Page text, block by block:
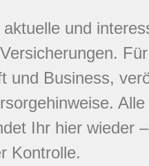
und
und Business,
Ihr hier wieder
Kontrolle.